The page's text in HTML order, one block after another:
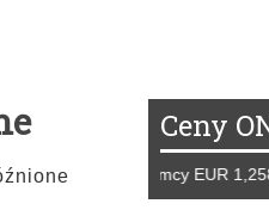
Ceny
2019 r. Niemcy EUR 1,258